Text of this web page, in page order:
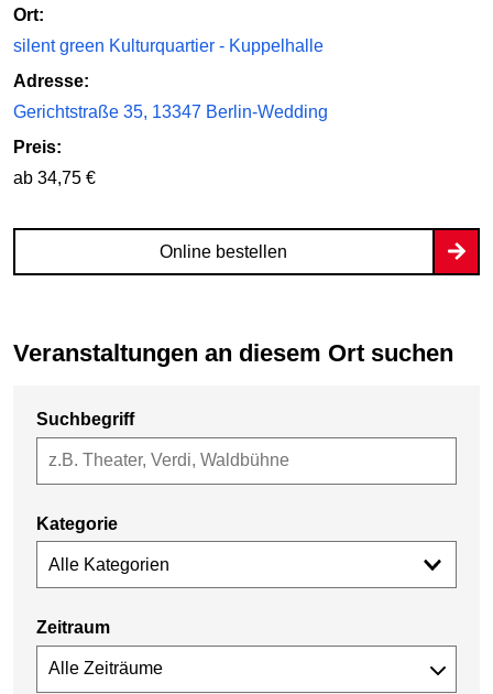
Ort:
silent green Kulturquartier - Kuppelhalle
Adresse:
Gerichtstraße 35, 13347 Berlin-Wedding
Preis:
ab 34,75 €
Online bestellen
Veranstaltungen an diesem Ort suchen
Suchbegriff
Kategorie
Alle Kategorien
Zeitraum